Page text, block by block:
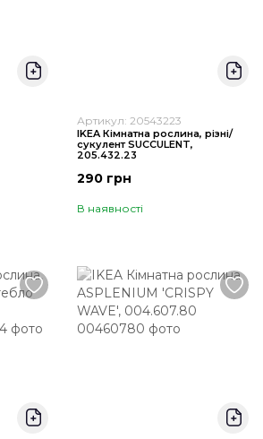
Артикул: 20543223
IKEA Кімнатна рослина, різні/
сукулент SUCCULENT,
205.432.23
290 грн
В наявності